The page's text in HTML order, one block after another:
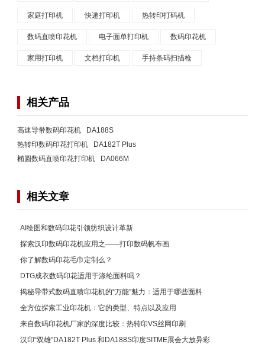
家庭打印机 快递打印机 热转印打码机
数码直喷印花机 电子面单打印机 数码印花机
家用打印机 文档打印机 手持条码扫描枪
相关产品
高速导带数码印花机 DA188S
热转印数码印花打印机 DA182T Plus
椭圆数码直喷印花打印机 DA066M
相关文章
AI绘图和数码印花引领纺织设计革新
探索汉印数码印花机应用之——打印数码帆布画
你了解数码印花毛巾定制么？
DTG成衣数码印花适用于涤纶面料吗？
揭秘导带式数码直喷印花机的“万能”魅力：适用于哪些面料
全方位探索工业印花机：它的类型、特点以及应用
来自数码印花机厂家的深度比较：热转印VS丝网印刷
汉印“双雄”DA182T Plus 和DA188S印度SITME展会大放异彩